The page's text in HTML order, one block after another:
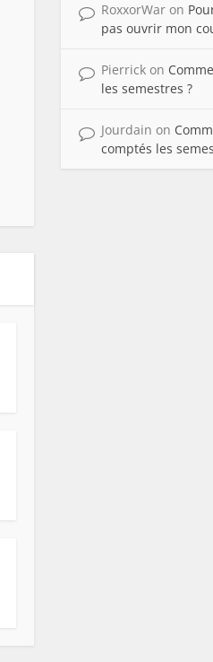
RoxxorWar on
pas ouvrir mon
Pierrick on
les semestres ?
Jourdain on
comptés les